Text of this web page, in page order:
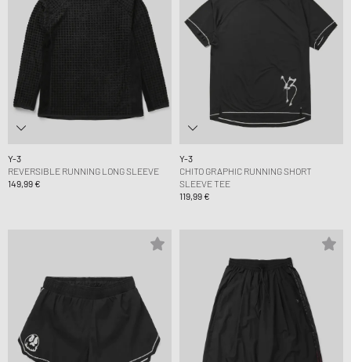
Y-3
REVERSIBLE RUNNING LONG SLEEVE
149,99 €
Y-3
CHITO GRAPHIC RUNNING SHORT
SLEEVE TEE
119,99 €